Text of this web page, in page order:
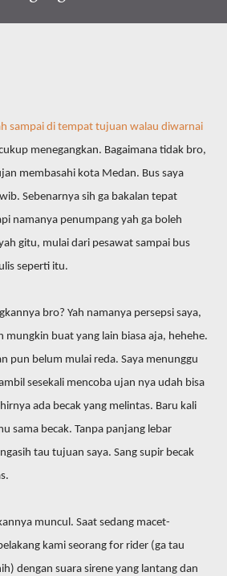
sampai di tempat tujuan walau diwarnai
menegangkan. Bagaimana tidak bro,
membasahi kota Medan. Bus saya
Sebenarnya sih ga bakalan tepat
namanya penumpang yah ga boleh
gitu, mulai dari pesawat sampai bus
seperti itu.
bro? Yah namanya persepsi saya,
mungkin buat yang lain biasa aja, hehehe.
pun belum mulai reda. Saya menunggu
sesekali mencoba ujan nya udah bisa
ada becak yang melintas. Baru kali
sama becak. Tanpa panjang lebar
tau tujuan saya. Sang supir becak
muncul. Saat sedang macet-
kami seorang for rider (ga tau
dengan suara sirene yang lantang dan